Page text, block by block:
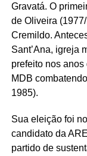
Gravatá. O
de Oliveira
Cremildo.
Sant’Ana, igreja
prefeito nos
MDB
1985).
Sua eleição foi
candidato da
partido de